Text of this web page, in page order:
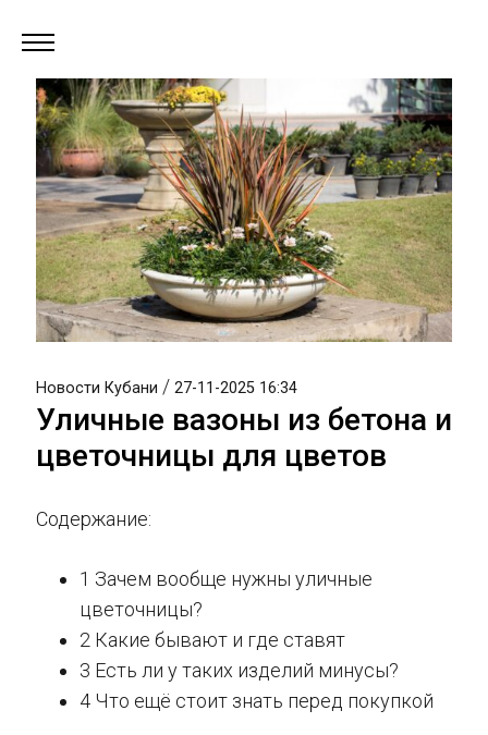
Новости Кубани / 27-11-2025 16:34
Уличные вазоны из бетона и
цветочницы для цветов
Содержание:
1 Зачем вообще нужны уличные
цветочницы?
2 Какие бывают и где ставят
3 Есть ли у таких изделий минусы?
4 Что ещё стоит знать перед покупкой